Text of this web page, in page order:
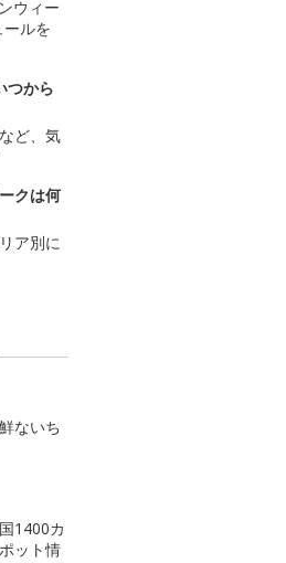
ウィー
ルを
つから
ど、気
クは何
ア別に
ないち
1400カ
ット情